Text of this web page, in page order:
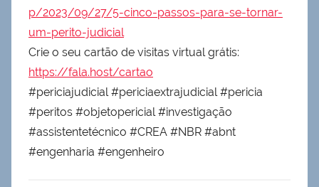
p/2023/09/27/5-cinco-passos-para-se-tornar-
um-perito-judicial
Crie o seu cartão de visitas virtual grátis:
https://fala.host/cartao
#periciajudicial #periciaextrajudicial #pericia
#peritos #objetopericial #investigação
#assistentetécnico #CREA #NBR #abnt
#engenharia #engenheiro